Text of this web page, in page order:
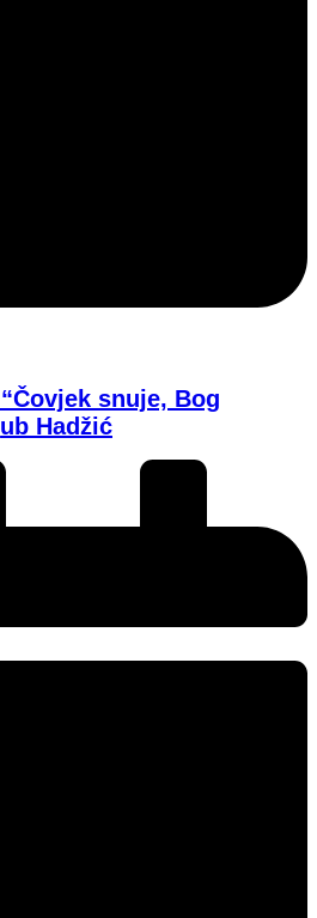
snuje, Bog
Hadžić